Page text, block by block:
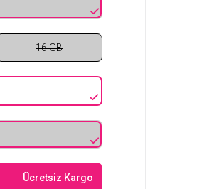
16 GB
Ücretsiz Kargo